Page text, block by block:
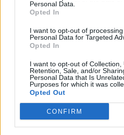
Personal Data.
Opted In
I want to opt-out of
Personal Data for Targeted
Opted In
I want to opt-out of Collection,
Retention, Sale, and/or
Personal Data that Is
Purposes for which it was
Opted Out
CONFIRM
conseille vivement le
34x29 mnimum !
Je l'ai pas encore monté
sur Climbbybike.com, tu
kms pas coton coton !
28/01/2011 00:00
Mon conseil est encore
2000 kms...